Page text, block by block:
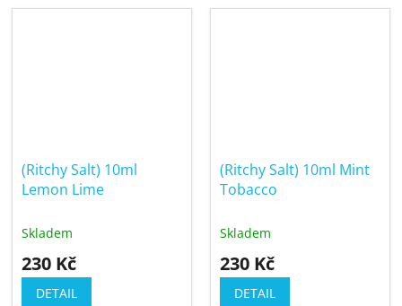
(Ritchy Salt) 10ml
Lemon Lime
Skladem
230 Kč
DETAIL
(Ritchy Salt) 10ml Mint
Tobacco
Skladem
230 Kč
DETAIL